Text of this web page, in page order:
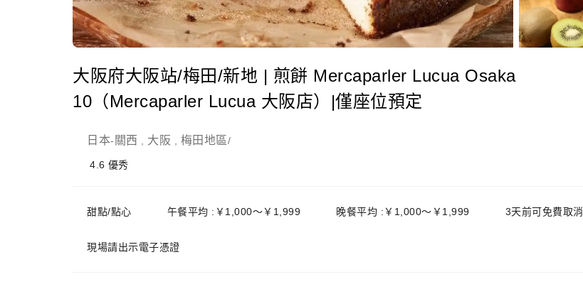
大阪府大阪站/梅田/新地 | 煎餅 Mercaparler Lucua Osaka
10（Mercaparler Lucua 大阪店）|僅座位預定
日本- 關西 大阪 梅田地區/
4.6 優秀
甜點/點心 午餐平均 :￥1,000～￥1,999 晚餐平均 :￥1,000～￥1,999 3天前可免費取消
現場請出示電子憑證